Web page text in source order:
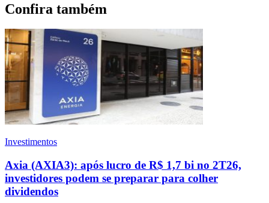
Confira também
Investimentos
Axia (AXIA3): após lucro de R$ 1,7 bi no 2T26,
investidores podem se preparar para colher
dividendos